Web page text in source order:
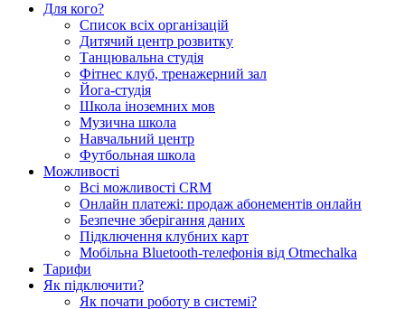
Для кого?
Список всіх організацій
Дитячий центр розвитку
Танцювальна студія
Фітнес клуб, тренажерний зал
Йога-студія
Школа іноземних мов
Музична школа
Навчальний центр
Футбольная школа
Можливості
Всі можливості CRM
Онлайн платежі: продаж абонементів онлайн
Безпечне зберігання даних
Підключення клубних карт
Мобільна Bluetooth-телефонія від Otmechalka
Тарифи
Як підключити?
Як почати роботу в системі?